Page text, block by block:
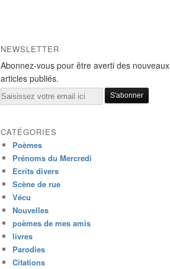
NEWSLETTER
Abonnez-vous pour être averti des nouveaux
articles publiés.
Email
CATÉGORIES
Poèmes
Prénoms du Mercredi
Ecrits divers
Scène de rue
Vécu
Nouvelles
poèmes de mes amis
livres
Parodies
Citations